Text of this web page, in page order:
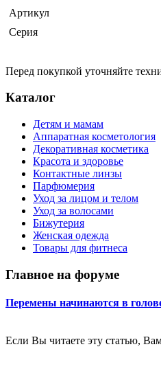
Артикул
Серия
Перед покупкой уточняйте
Каталог
Детям и мамам
Аппаратная косметология
Декоративная косметика
Красота и здоровье
Контактные линзы
Парфюмерия
Уход за лицом и телом
Уход за волосами
Бижутерия
Женская одежда
Товары для фитнеса
Главное на форуме
Перемены начинаются в
Если Вы читаете эту статью,